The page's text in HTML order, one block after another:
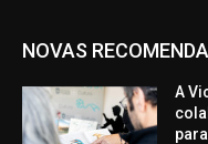
NOVAS
A